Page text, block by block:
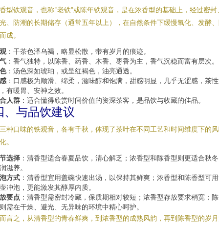
型铁观音，也称“老铁”或陈年铁观音，是在浓香型的基础上，经过密封
、防潮的长期储存（通常五年以上），在自然条件下缓慢氧化、发酵
成。
：干茶色泽乌褐，略显松散，带有岁月的痕迹。
：香气独特，以陈香、药香、木香、枣香为主，香气沉稳而富有层次。
：汤色深如琥珀，或呈红褐色，油亮通透。
：口感极为顺滑、绵柔，滋味醇和饱满，甜感明显，几乎无涩感，茶
有暖胃、安神之效。
人群 ：适合懂得欣赏时间价值的资深茶客，是品饮与收藏的佳品。
、与品饮建议
种口味的铁观音，各有千秋，体现了茶叶在不同工艺和时间维度下的
。
选择 ：清香型适合春夏品饮，清心解乏；浓香型和陈香型则更适合秋
滋养。
方式 ：清香型宜用盖碗快速出汤，以保持其鲜爽；浓香型和陈香型可
冲泡，更能激发其醇厚内质。
要点 ：清香型需密封冷藏，保质期相对较短；浓香型存放要求稍宽；
需在干燥、避光、无异味的环境中精心呵护。
言之，从清香型的青春鲜爽，到浓香型的成熟风韵，再到陈香型的岁